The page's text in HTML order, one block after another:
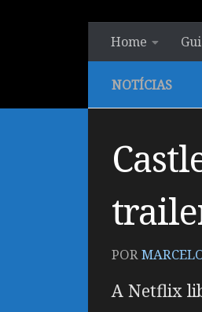
Home
NOTÍCIAS
POR
A Netflix